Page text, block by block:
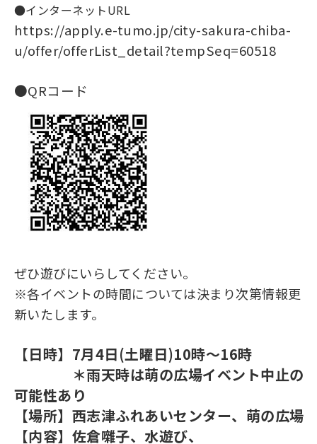
●インターネットURL
https://apply.e-tumo.jp/city-sakura-chiba-
u/offer/offerList_detail?tempSeq=60518
●QRコード
ぜひ遊びにいらしてください。
※各イベントの時間については決まり次第情報更
新いたします。
【日時】7月4日(土曜日)10時～16時
＊雨天時は萌の広場イベント中止の
可能性あり
【場所】西志津ふれあいセンター、萌の広場
【内容】佐倉囃子、水遊び、